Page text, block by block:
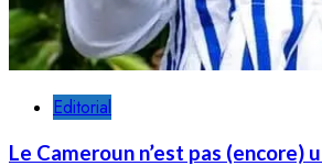
Editorial
Le Cameroun n’est pas (encore)